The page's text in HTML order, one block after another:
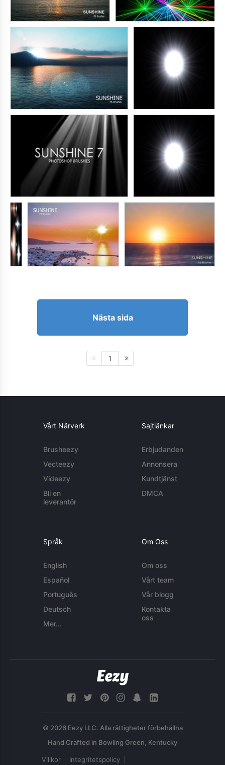
Nästa sida
1
Vårt Närverk
Brusheezy
Vecteezy
Videezy
Bli en
leverantör
Sajtlänkar
Erbjudanden
Annonsera
Kundtjänst
DMCA
Språk
English
Español
Português
Deutsch
Mer...
Om Oss
Om oss
Vårt team
Vår blogg
Kontakta
oss
© 2026 Eezy LLC. Alla rättigheter förbehållna
Villkor Integritetspolicy